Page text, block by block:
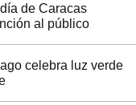
de Caracas
al público
celebra luz verde